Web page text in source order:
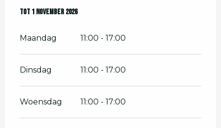
Vanaf 14 maart 2026tot
Tot 1 november 2026
Maandag 11:00 - 17:00
Dinsdag 11:00 - 17:00
Woensdag 11:00 - 17:00